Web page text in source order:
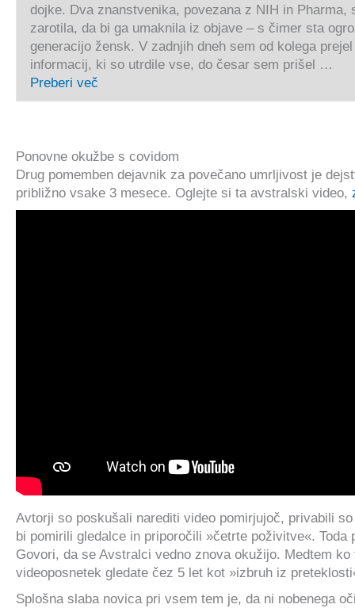
dojke. Dva znanstvenika, povezana z NIH in Pharma,
zarotila, da bi ga umaknila iz objave – s čimer sta
generacijo žensk. V zadnjih dneh sem od kolega
informacij, ki so utrdile vse, do česar sem prišel …
Preberi več
Ponovne okužbe s covidom
Drug pomemben dejavnik za povečano umrljivost je
približno vsake 3 mesece. Oglejte si ta avstralski video,
Avtorji so poskušali narediti video pomirjujoč, privabili
bi pomirili gledalce in priporočili »četrte poživitve«.
Govori, da se Avstralci vedno znova okužijo. Medtem
videoposnetek gledate čez 5 let kot »izbruh iz
Splošna slaba novica pri vsem tem je, da ni nobenega